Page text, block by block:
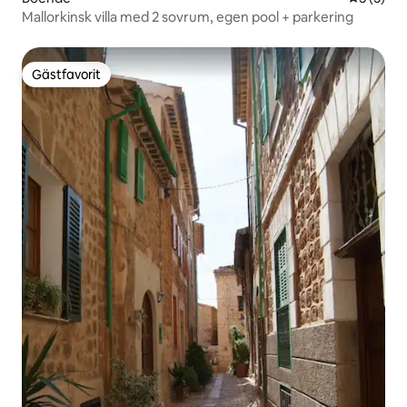
Mallorkinsk villa med 2 sovrum, egen pool + parkering
Gästfavorit
Gästfavorit